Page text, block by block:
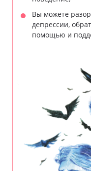
Вы можете
депрессии,
помощью и